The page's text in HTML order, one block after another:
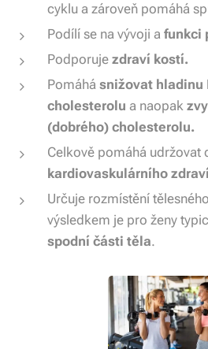
cyklu a zároveň pomáhá
Podílí se na vývoji a funkci
Podporuje zdraví kostí.
Pomáhá snižovat hladinu
cholesterolu a naopak
(dobrého) cholesterolu.
Celkově pomáhá udržovat
kardiovaskulárního
Určuje rozmístění
výsledkem je pro ženy
spodní části těla.